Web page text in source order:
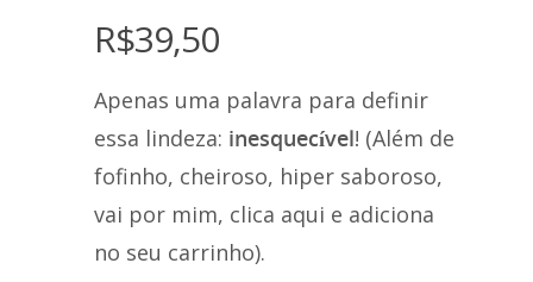
R$39,50
Apenas uma palavra para definir
essa lindeza: inesquecível! (Além de
fofinho, cheiroso, hiper saboroso,
vai por mim, clica aqui e adiciona
no seu carrinho).